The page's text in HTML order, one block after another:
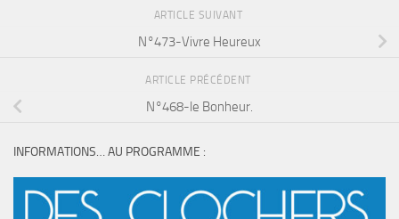
ARTICLE SUIVANT
N°473-Vivre Heureux
ARTICLE PRÉCÉDENT
N°468-le Bonheur.
INFORMATIONS… AU PROGRAMME :